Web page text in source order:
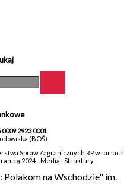
0009 2923 0001
(BOŚ)
Spraw Zagranicznych RP w ramach
2024 - Media i Struktury
na Wschodzie" im.